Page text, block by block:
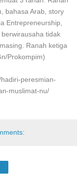
bahasa Arab, story
Entrepreneurship,
tidak
Ranah ketiga
Prokompim)
peresmian-
muslimat-nu/